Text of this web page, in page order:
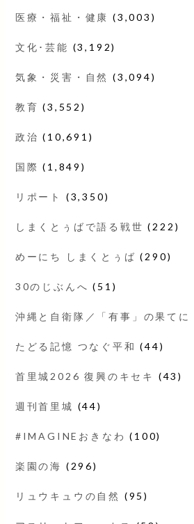
医療・福祉・健康 (3,003)
文化･芸能 (3,192)
気象・災害・自然 (3,094)
教育 (3,552)
政治 (10,691)
国際 (1,849)
リポート (3,350)
しまくとぅばで語る戦世 (222)
めーにち しまくとぅば (290)
30のじぶんへ (51)
沖縄と自衛隊／「有事」の果てに
たどる記憶 つなぐ平和 (44)
首里城2026 復興のキセキ (43)
週刊首里城 (44)
#IMAGINEおきなわ (100)
楽園の海 (296)
リュウキュウの自然 (95)